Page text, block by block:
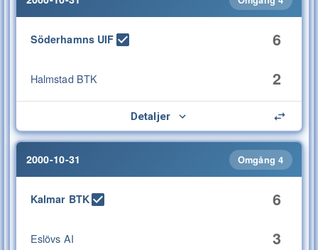
Söderhamns UIF 6
Halmstad BTK 2
Detaljer
2000-10-31 Omgång 4
Kalmar BTK 6
Eslövs AI 3